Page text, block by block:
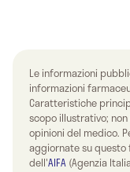
Le informazioni
informazioni
Caratteristiche
scopo illustrativo;
opinioni del medico.
aggiornate su
dell'AIFA (Agenzia